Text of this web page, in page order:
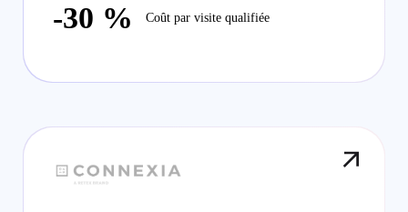
-30 % Coût par visite qualifiée